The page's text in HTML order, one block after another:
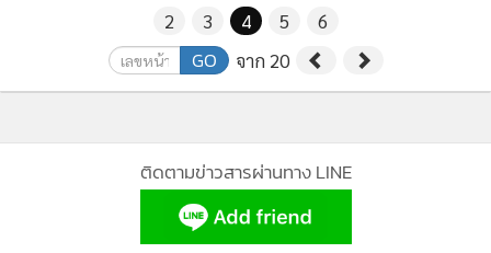
CbizReview
• Cyber BIZ
Green Innovation & SD
2 3 4 5 6
GO จาก 20
ติดตามข่าวสารผ่านทาง LINE